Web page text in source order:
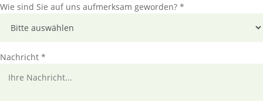
Wie sind Sie auf uns aufmerksam geworden? *
Nachricht *